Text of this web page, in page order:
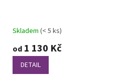
Skladem (< 5 ks)
od 1 130 Kč
DETAIL